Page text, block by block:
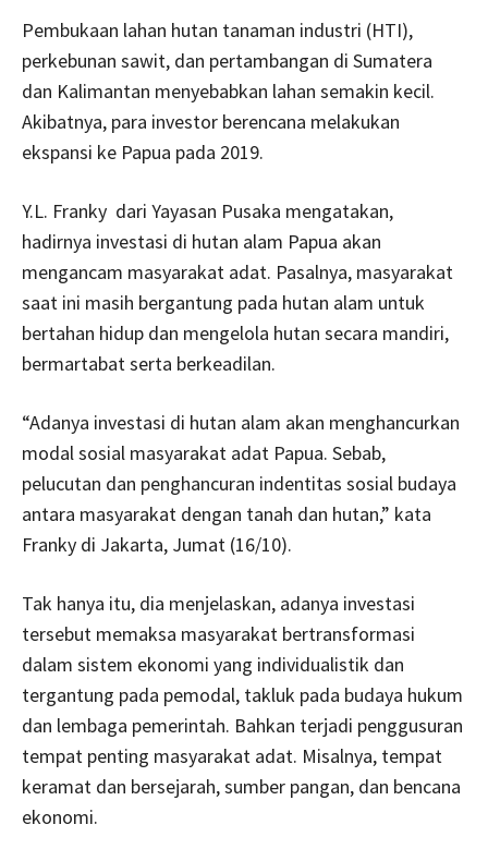
Pembukaan lahan hutan tanaman industri (HTI),
perkebunan sawit, dan pertambangan di Sumatera
dan Kalimantan menyebabkan lahan semakin kecil.
Akibatnya, para investor berencana melakukan
ekspansi ke Papua pada 2019.
Y.L. Franky dari Yayasan Pusaka mengatakan,
hadirnya investasi di hutan alam Papua akan
mengancam masyarakat adat. Pasalnya, masyarakat
saat ini masih bergantung pada hutan alam untuk
bertahan hidup dan mengelola hutan secara mandiri,
bermartabat serta berkeadilan.
“Adanya investasi di hutan alam akan menghancurkan
modal sosial masyarakat adat Papua. Sebab,
pelucutan dan penghancuran indentitas sosial budaya
antara masyarakat dengan tanah dan hutan,” kata
Franky di Jakarta, Jumat (16/10).
Tak hanya itu, dia menjelaskan, adanya investasi
tersebut memaksa masyarakat bertransformasi
dalam sistem ekonomi yang individualistik dan
tergantung pada pemodal, takluk pada budaya hukum
dan lembaga pemerintah. Bahkan terjadi penggusuran
tempat penting masyarakat adat. Misalnya, tempat
keramat dan bersejarah, sumber pangan, dan bencana
ekonomi.